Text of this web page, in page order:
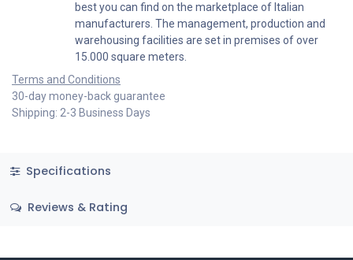
best you can find on the marketplace of Italian
manufacturers. The management, production and
warehousing facilities are set in premises of over
15.000 square meters.
Terms and Conditions
30-day money-back guarantee
Shipping: 2-3 Business Days
Specifications
Reviews & Rating